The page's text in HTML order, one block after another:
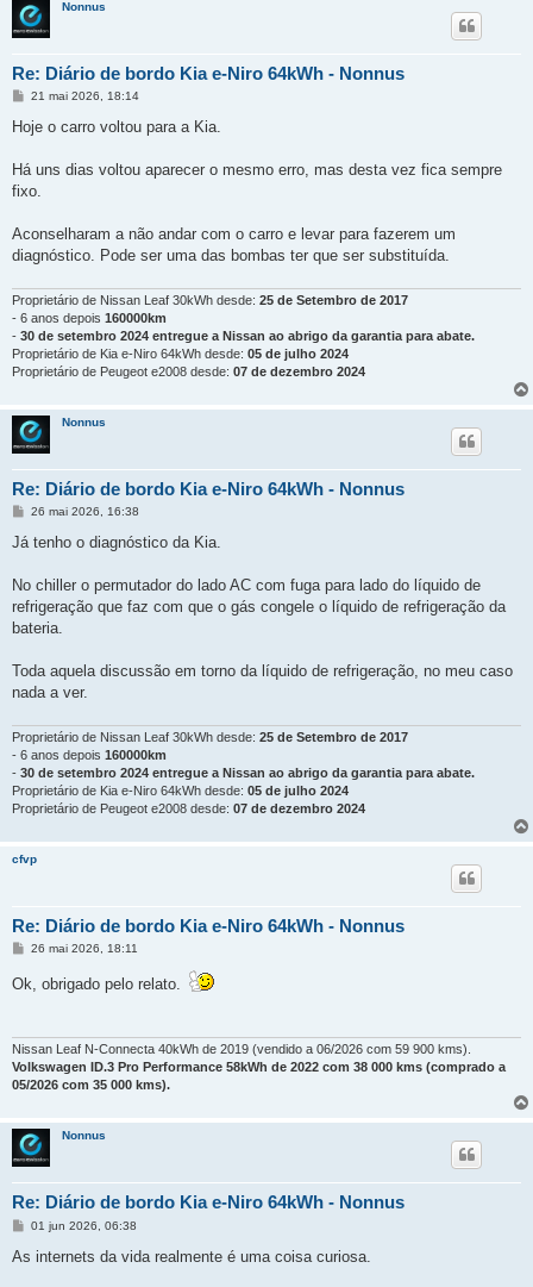
Nonnus
Re: Diário de bordo Kia e-Niro 64kWh - Nonnus
M
n
s
g
m
21 mai 2026, 18:14
Hoje o carro voltou para a Kia.
Há uns dias voltou aparecer o mesmo erro, mas desta vez fica sempre
fixo.
Aconselharam a não andar com o carro e levar para fazerem um
diagnóstico. Pode ser uma das bombas ter que ser substituída.
Proprietário de Nissan Leaf 30kWh desde: 25 de Setembro de 2017
- 6 anos depois 160000km
- 30 de setembro 2024 entregue a Nissan ao abrigo da garantia para abate.
Proprietário de Kia e-Niro 64kWh desde: 05 de julho 2024
Proprietário de Peugeot e2008 desde: 07 de dezembro 2024
Nonnus
Re: Diário de bordo Kia e-Niro 64kWh - Nonnus
M
n
g
m
26 mai 2026, 16:38
Já tenho o diagnóstico da Kia.
No chiller o permutador do lado AC com fuga para lado do líquido de
refrigeração que faz com que o gás congele o líquido de refrigeração da
bateria.
Toda aquela discussão em torno da líquido de refrigeração, no meu caso
nada a ver.
Proprietário de Nissan Leaf 30kWh desde: 25 de Setembro de 2017
- 6 anos depois 160000km
- 30 de setembro 2024 entregue a Nissan ao abrigo da garantia para abate.
Proprietário de Kia e-Niro 64kWh desde: 05 de julho 2024
Proprietário de Peugeot e2008 desde: 07 de dezembro 2024
cfvp
Re: Diário de bordo Kia e-Niro 64kWh - Nonnus
M
n
s
m
26 mai 2026, 18:11
Ok, obrigado pelo relato.
Nissan Leaf N-Connecta 40kWh de 2019 (vendido a 06/2026 com 59 900 kms).
Volkswagen ID.3 Pro Performance 58kWh de 2022 com 38 000 kms (comprado a
05/2026 com 35 000 kms).
Nonnus
Re: Diário de bordo Kia e-Niro 64kWh - Nonnus
M
n
01 jun 2026, 06:38
As internets da vida realmente é uma coisa curiosa.